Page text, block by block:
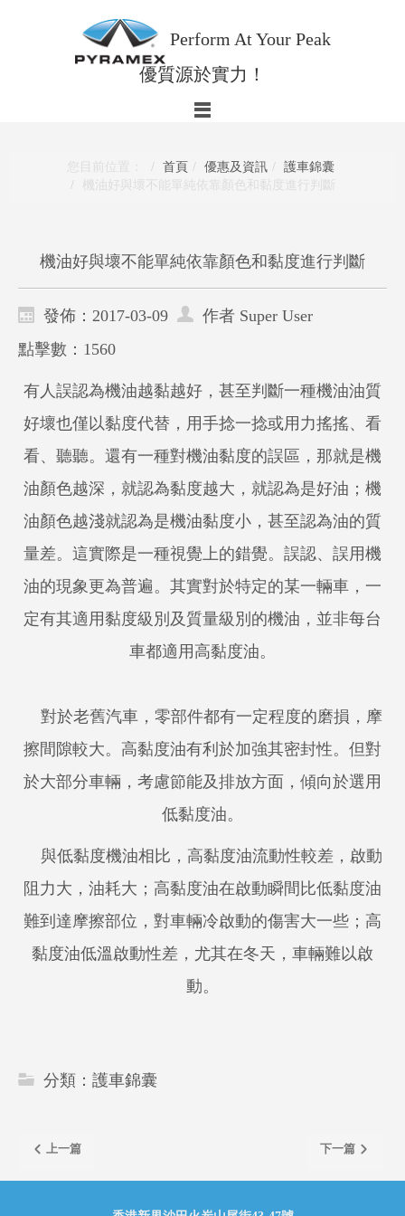
Perform At Your Peak
優質源於實力！
您目前位置： 首頁 優惠及資訊
護車錦囊
機油好與壞不能單純依靠顏色和黏度進行判斷
機油好與壞不能單純依靠顏色和黏度進行判斷
發佈：2017-03-09
作者 Super User
點擊數：1560
有人誤認為機油越黏越好，甚至判斷一種機油油質
好壞也僅以黏度代替，用手捻一捻或用力搖搖、看
看、聽聽。還有一種對機油黏度的誤區，那就是機
油顏色越深，就認為黏度越大，就認為是好油；機
油顏色越淺就認為是機油黏度小，甚至認為油的質
量差。這實際是一種視覺上的錯覺。誤認、誤用機
油的現象更為普遍。其實對於特定的某一輛車，一
定有其適用黏度級別及質量級別的機油，並非每台
車都適用高黏度油。
對於老舊汽車，零部件都有一定程度的磨損，摩
擦間隙較大。高黏度油有利於加強其密封性。但對
於大部分車輛，考慮節能及排放方面，傾向於選用
低黏度油。
與低黏度機油相比，高黏度油流動性較差，啟動
阻力大，油耗大；高黏度油在啟動瞬間比低黏度油
難到達摩擦部位，對車輛冷啟動的傷害大一些；高
黏度油低溫啟動性差，尤其在冬天，車輛難以啟
動。
分類： 護車錦囊
上一篇 下一篇